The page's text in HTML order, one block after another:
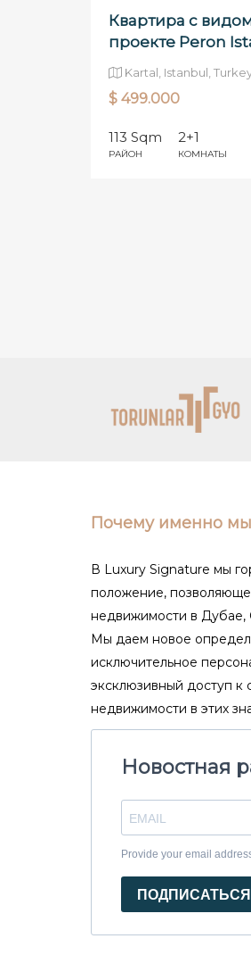
Квартира с
проекте Peron
Kartal, Istanbul,
$ 499.000
113 Sqm
РАЙОН
2+1
КОМНАТЫ
Почему именно
В Luxury Signature мы
положение,
недвижимости в Дубае,
Мы даем новое
исключительное
эксклюзивный доступ
недвижимости в этих
Новостная
Provide your email
ПОДПИСАТЬСЯ